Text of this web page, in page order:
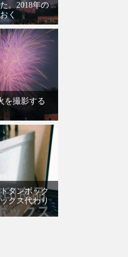
。2018年の
く
を撮影する
タンボック
クス代わり